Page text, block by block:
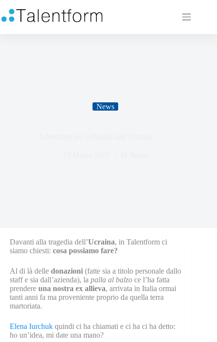
News
Davanti alla tragedia dell’Ucraina, in Talentform ci
siamo chiesti: cosa possiamo fare?
Al di là delle donazioni (fatte sia a titolo personale dallo
staff e sia dall’azienda), la palla al balzo ce l’ha fatta
prendere una nostra ex allieva, arrivata in Italia ormai
tanti anni fa ma proveniente proprio da quella terra
martoriata.
Elena Iurchuk quindi ci ha chiamati e ci ha ci ha detto:
ho un’idea, mi date una mano?